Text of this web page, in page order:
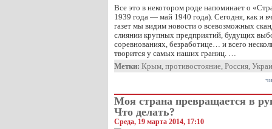
Все это в некотором роде напоминает о
1939 года — май 1940 года). Сегодня, как и
газет мы видим новости о всевозможных
слиянии крупных предприятий, будущих
соревнованиях, безработице… и всего
творится у самых наших границ. …
Метки: Крым, противостояние, Россия,
Моя страна превращается в
Что делать?
Среда, 19 марта 2014, 17:10